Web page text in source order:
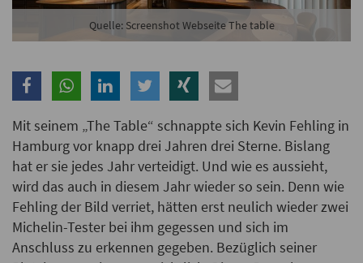
Quelle: Screenshot Webseite The table
Mit seinem „The Table“ schnappte sich Kevin Fehling in
Hamburg vor knapp drei Jahren drei Sterne. Bislang
hat er sie jedes Jahr verteidigt. Und wie es aussieht,
wird das auch in diesem Jahr wieder so sein. Denn wie
Fehling der Bild verriet, hätten erst neulich wieder zwei
Michelin-Tester bei ihm gegessen und sich im
Anschluss zu erkennen gegeben. Bezüglich seiner
Ich habe dieDatenschutzerklärungzur Kenntnis
genommen.
Anmelden Danke, heute nicht